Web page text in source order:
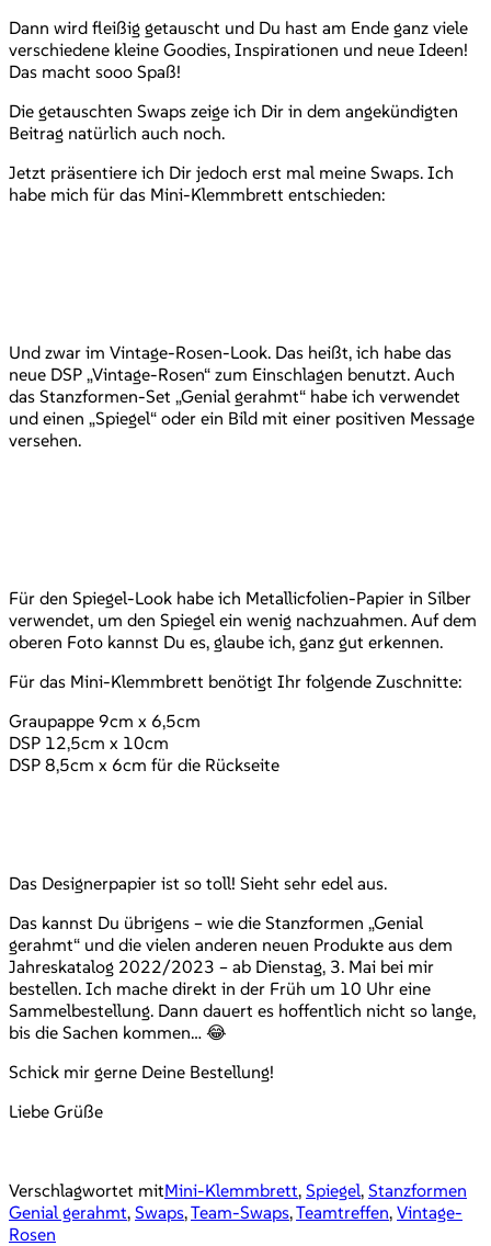
Dann wird fleißig getauscht und Du hast am Ende ganz viele
verschiedene kleine Goodies, Inspirationen und neue Ideen!
Das macht sooo Spaß!
Die getauschten Swaps zeige ich Dir in dem angekündigten
Beitrag natürlich auch noch.
Jetzt präsentiere ich Dir jedoch erst mal meine Swaps. Ich
habe mich für das Mini-Klemmbrett entschieden:
Und zwar im Vintage-Rosen-Look. Das heißt, ich habe das
neue DSP „Vintage-Rosen“ zum Einschlagen benutzt. Auch
das Stanzformen-Set „Genial gerahmt“ habe ich verwendet
und einen „Spiegel“ oder ein Bild mit einer positiven Message
versehen.
Für den Spiegel-Look habe ich Metallicfolien-Papier in Silber
verwendet, um den Spiegel ein wenig nachzuahmen. Auf dem
oberen Foto kannst Du es, glaube ich, ganz gut erkennen.
Für das Mini-Klemmbrett benötigt Ihr folgende Zuschnitte:
Graupappe 9cm x 6,5cm
DSP 12,5cm x 10cm
DSP 8,5cm x 6cm für die Rückseite
Das Designerpapier ist so toll! Sieht sehr edel aus.
Das kannst Du übrigens – wie die Stanzformen „Genial
gerahmt“ und die vielen anderen neuen Produkte aus dem
Jahreskatalog 2022/2023 – ab Dienstag, 3. Mai bei mir
bestellen. Ich mache direkt in der Früh um 10 Uhr eine
Sammelbestellung. Dann dauert es hoffentlich nicht so lange,
bis die Sachen kommen… 😂
Schick mir gerne Deine Bestellung!
Liebe Grüße
Verschlagwortet mitMini-Klemmbrett, Spiegel, Stanzformen
Genial gerahmt, Swaps,Team-Swaps,Teamtreffen, Vintage-
Rosen